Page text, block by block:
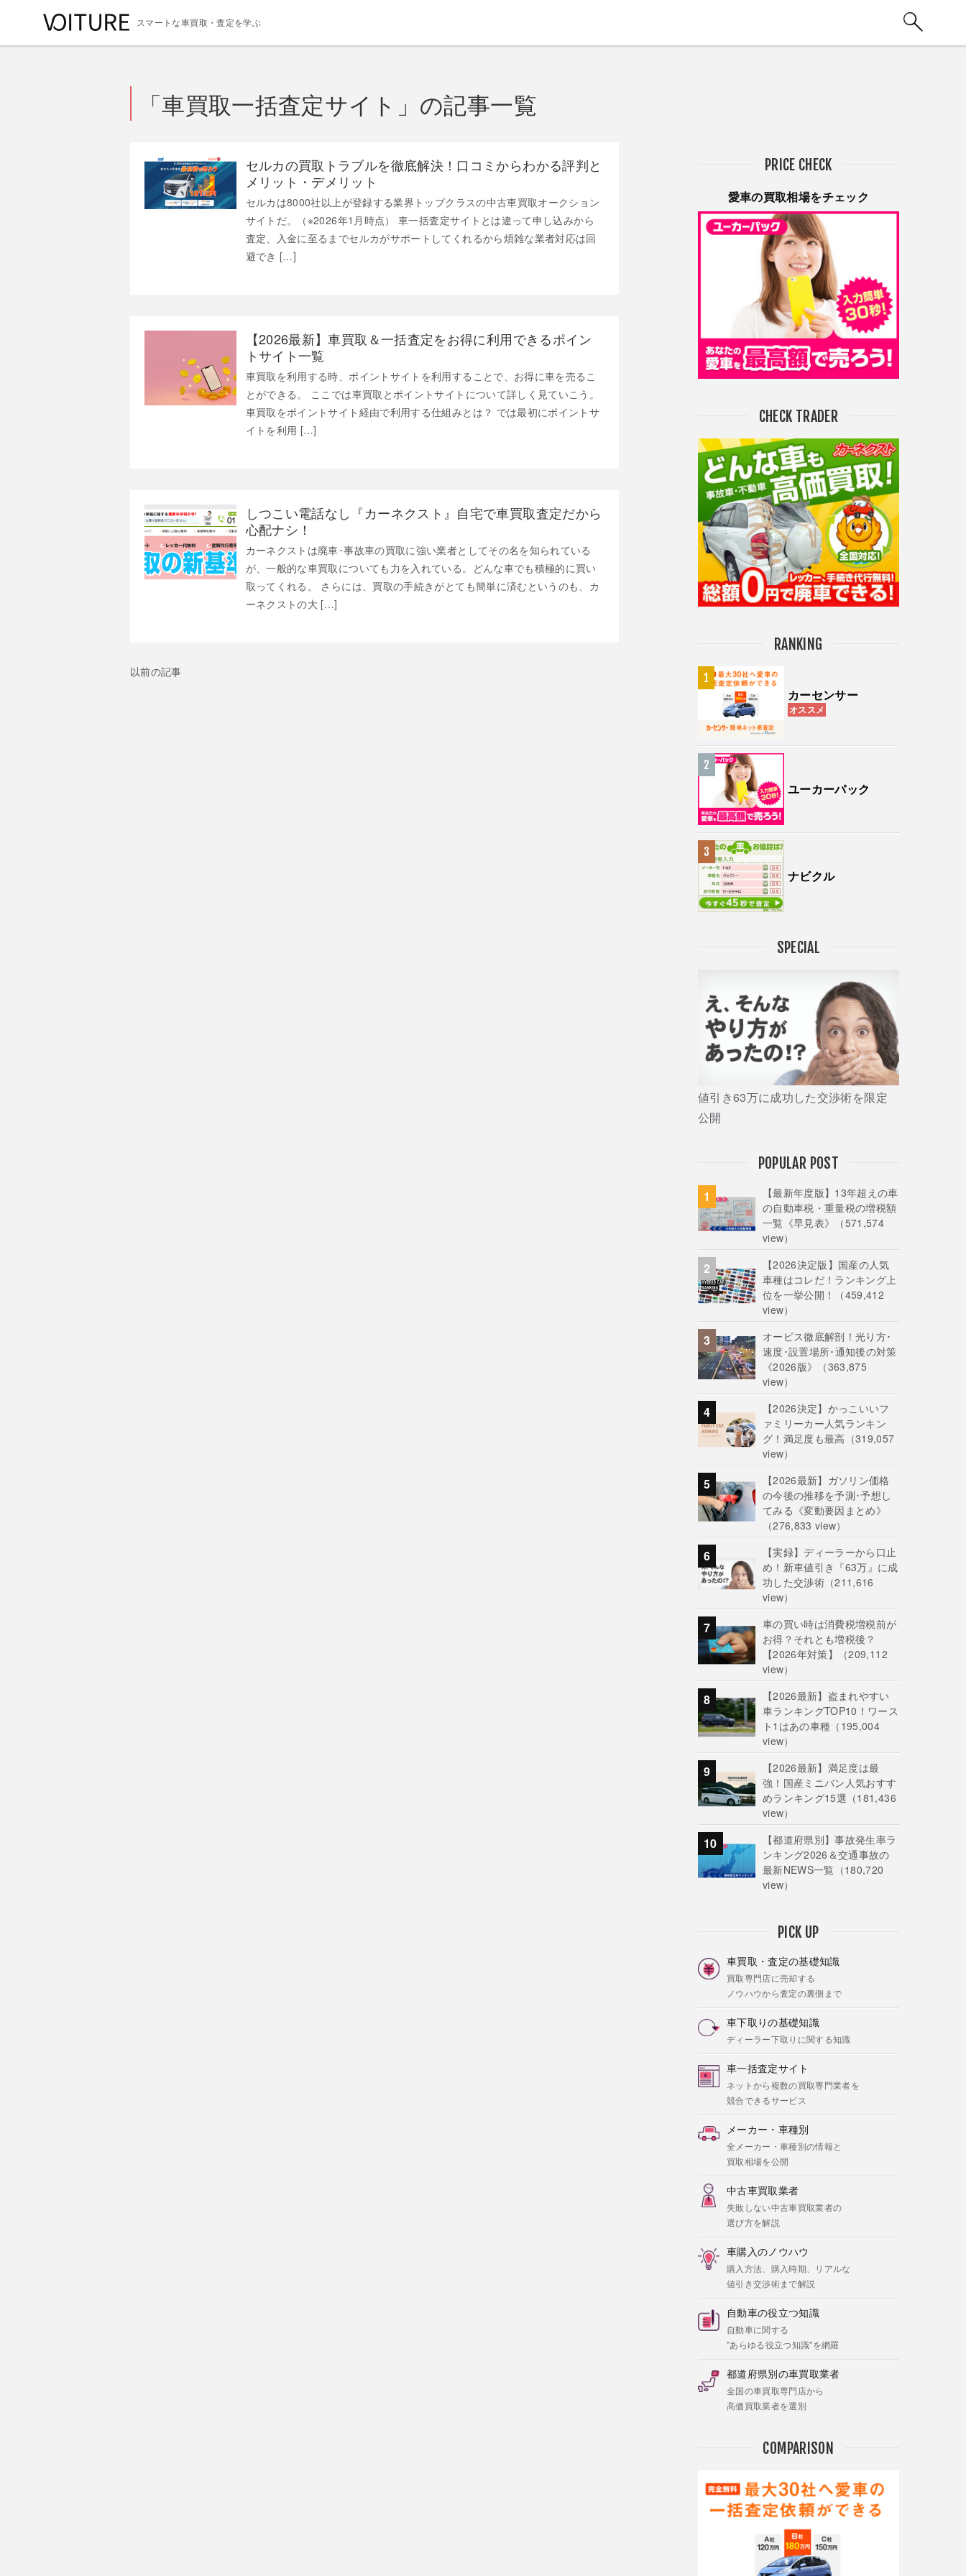
スマートな車買取・査定を学ぶ
「車買取一括査定サイト」の記事一覧
セルカの買取トラブルを徹底解決！口コミからわかる評判と
メリット・デメリット
セルカは8000社以上が登録する業界トップクラスの中古車買取オークション
サイトだ。（※2026年1月時点） 車一括査定サイトとは違って申し込みから
査定、入金に至るまでセルカがサポートしてくれるから煩雑な業者対応は回
避でき […]
【2026最新】車買取＆一括査定をお得に利用できるポイン
トサイト一覧
車買取を利用する時、ポイントサイトを利用することで、お得に車を売るこ
とができる。 ここでは車買取とポイントサイトについて詳しく見ていこう。
車買取をポイントサイト経由で利用する仕組みとは？ では最初にポイントサ
イトを利用 […]
しつこい電話なし『カーネクスト』自宅で車買取査定だから
心配ナシ！
カーネクストは廃車･事故車の買取に強い業者としてその名を知られている
が、一般的な車買取についても力を入れている。どんな車でも積極的に買い
取ってくれる。 さらには、買取の手続きがとても簡単に済むというのも、カ
ーネクストの大 […]
以前の記事
PRICE CHECK
愛車の買取相場をチェック
CHECK TRADER
RANKING
カーセンサー
オススメ
ユーカーパック
ナビクル
SPECIAL
値引き63万に成功した交渉術を限定
公開
POPULAR POST
【最新年度版】13年超えの車
の自動車税・重量税の増税額
一覧《早見表》
（571,574
view）
【2026決定版】国産の人気
車種はコレだ！ランキング上
位を一挙公開！
（459,412
view）
オービス徹底解剖！光り方･
速度･設置場所･通知後の対策
《2026版》
（363,875
view）
【2026決定】かっこいいフ
ァミリーカー人気ランキン
グ！満足度も最高 （319,057
view）
【2026最新】ガソリン価格
の今後の推移を予測･予想し
てみる《変動要因まとめ》
（276,833 view）
【実録】ディーラーから口止
め！新車値引き『63万』に成
功した交渉術（211,616
view）
車の買い時は消費税増税前が
お得？それとも増税後？
【2026年対策】
（209,112
view）
【2026最新】盗まれやすい
車ランキングTOP10！ワース
ト1はあの車種 （195,004
view）
【2026最新】満足度は最
強！国産ミニバン人気おすす
めランキング15選 （181,436
view）
【都道府県別】事故発生率ラ
ンキング2026＆交通事故の
最新NEWS一覧 （180,720
view）
PICK UP
車買取・査定の基礎知識
買取専門店に売却する
ノウハウから査定の裏側まで
車下取りの基礎知識
ディーラー下取りに関する知識
車一括査定サイト
ネットから複数の買取専門業者を
競合できるサービス
メーカー・車種別
全メーカー・車種別の情報と
買取相場を公開
中古車買取業者
失敗しない中古車買取業者の
選び方を解説
車購入のノウハウ
購入方法、購入時期、リアルな
値引き交渉術まで解説
自動車の役立つ知識
自動車に関する
"あらゆる役立つ知識"を網羅
都道府県別の車買取業者
全国の車買取専門店から
高価買取業者を選別
COMPARISON